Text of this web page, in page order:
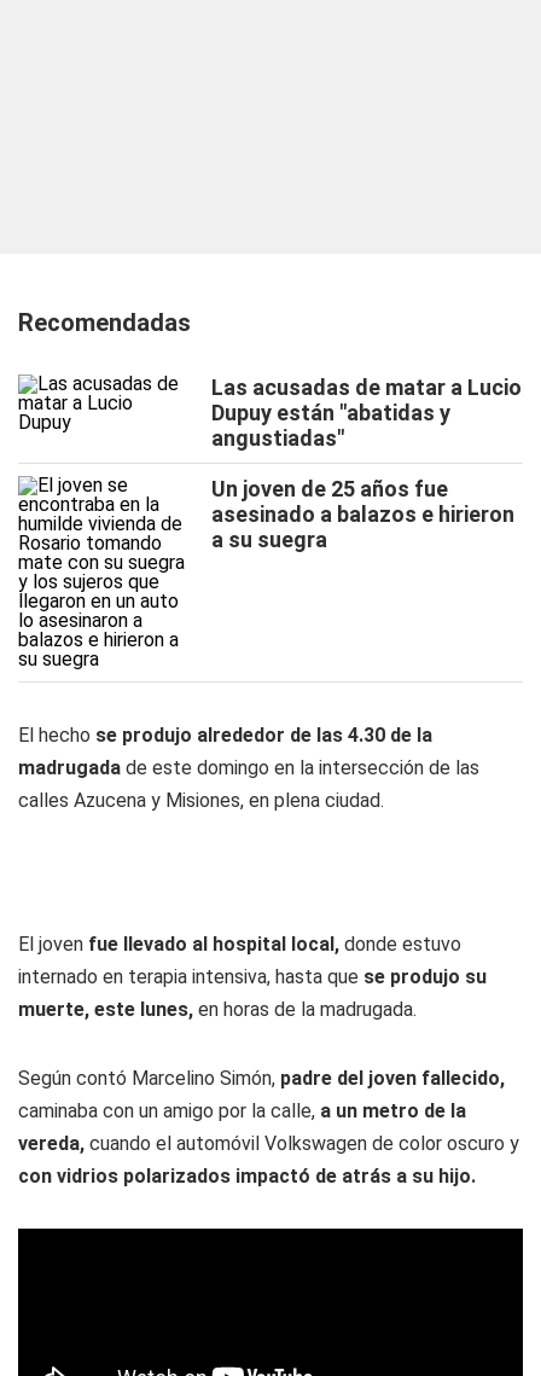
Recomendadas
Las acusadas de matar a Lucio
Dupuy están "abatidas y
angustiadas"
Un joven de 25 años fue
asesinado a balazos e hirieron
a su suegra
El hecho se produjo alrededor de las 4.30 de la
madrugada de este domingo en la intersección de las
calles Azucena y Misiones, en plena ciudad.
El joven fue llevado al hospital local, donde estuvo
internado en terapia intensiva, hasta que se produjo su
muerte, este lunes, en horas de la madrugada.
Según contó Marcelino Simón, padre del joven fallecido,
caminaba con un amigo por la calle, a un metro de la
vereda, cuando el automóvil Volkswagen de color oscuro y
con vidrios polarizados impactó de atrás a su hijo.